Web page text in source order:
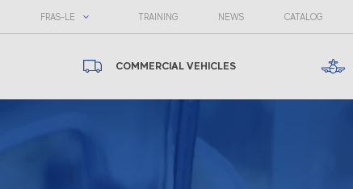
FRAS-LE TRAINING NEWS CATALOG
COMMERCIAL VEHICLES